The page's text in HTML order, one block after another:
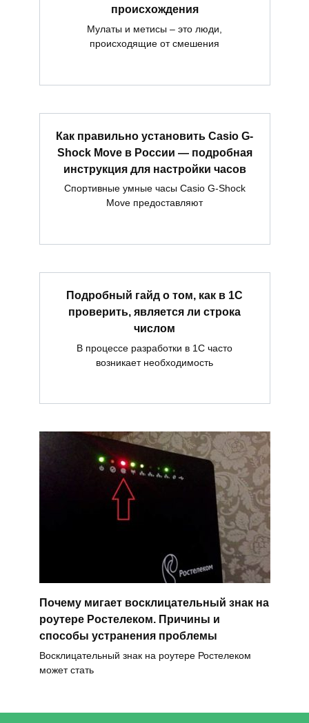
происхождения
Мулаты и метисы – это люди,
происходящие от смешения
Как правильно установить Casio G-
Shock Move в России — подробная
инструкция для настройки часов
Спортивные умные часы Casio G-Shock
Move предоставляют
Подробный гайд о том, как в 1С
проверить, является ли строка
числом
В процессе разработки в 1С часто
возникает необходимость
Почему мигает восклицательный знак на
роутере Ростелеком. Причины и
способы устранения проблемы
Восклицательный знак на роутере Ростелеком
может стать